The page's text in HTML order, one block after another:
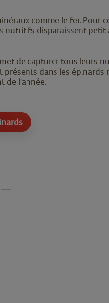
comme le fer. Pour
disparaissent petit
de capturer tous leurs
dans les épinards
de l'année.